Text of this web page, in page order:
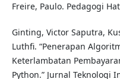
Freire, Paulo. Pedagogi
Ginting, Victor Saputra,
Luthfi. “Penerapan
Keterlambatan
Python.” Jurnal Teknologi